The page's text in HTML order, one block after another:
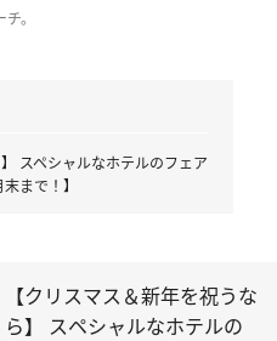
。
スペシャルなホテルのフェア
まで！】
【クリスマス＆新年を祝うな
ら】 スペシャルなホテルの